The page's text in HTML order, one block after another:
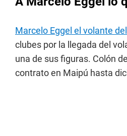
Marcelo Eggel el volante
clubes por la llegada del
una de sus figuras. Colón
contrato en Maipú hasta